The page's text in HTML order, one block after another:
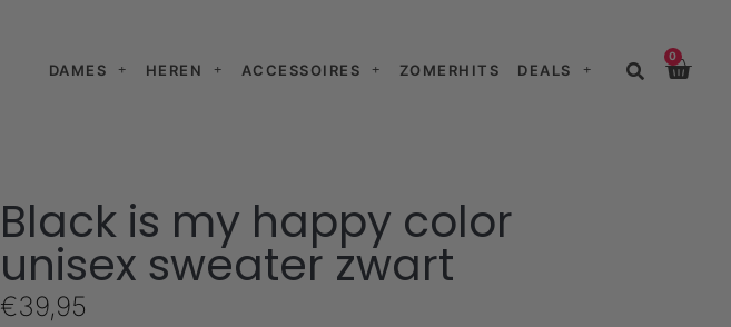
DAMES HEREN ACCESSOIRES ZOMERHITS DEALS
0
Black is my happy color
unisex sweater zwart
€39,95